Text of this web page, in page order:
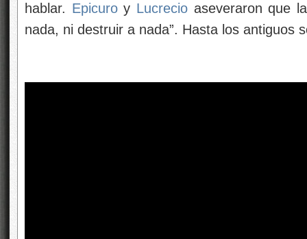
hablar. Epicuroy Lucrecio aseveraron que
nada, ni destruir a nada”. Hasta los antiguos